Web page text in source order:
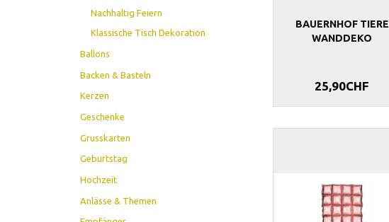
Nachhaltig Feiern
Klassische Tisch Dekoration
Ballons
Backen & Basteln
Kerzen
Geschenke
Grusskarten
Geburtstag
Hochzeit
Anlässe & Themen
BAUERNHOF TIERE
WANDDEKO
25,90CHF